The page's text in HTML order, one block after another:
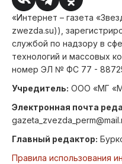
«Интернет – газета
zwezda.su)),
службой по надзору в
технологий и массовых
номер ЭЛ № ФС 77 -
Учредитель: ООО «МГ
Электронная почта
Главный редактор:
Правила использования